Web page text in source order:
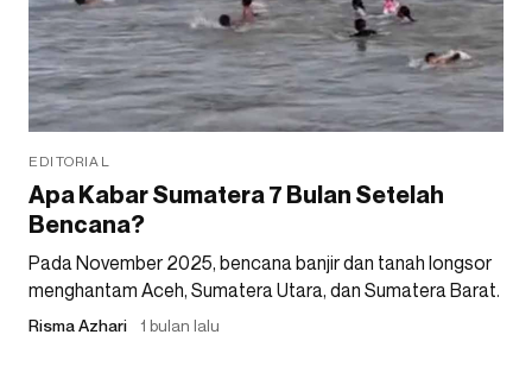
EDITORIAL
Apa Kabar Sumatera 7 Bulan Setelah
Bencana?
Pada November 2025, bencana banjir dan tanah longsor
menghantam Aceh, Sumatera Utara, dan Sumatera Barat.
Risma Azhari 1 bulan lalu